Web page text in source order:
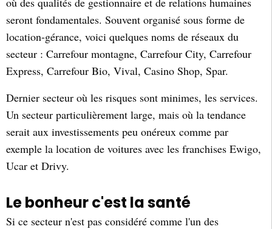
seront fondamentales. Souvent organisé sous forme de
location-gérance, voici quelques noms de réseaux du
secteur : Carrefour montagne, Carrefour City, Carrefour
Express, Carrefour Bio, Vival, Casino Shop, Spar.
Dernier secteur où les risques sont minimes, les services.
Un secteur particulièrement large, mais où la tendance
serait aux investissements peu onéreux comme par
exemple la location de voitures avec les franchises Ewigo,
Ucar et Drivy.
Le bonheur c'est la santé
Si ce secteur n'est pas considéré comme l'un des